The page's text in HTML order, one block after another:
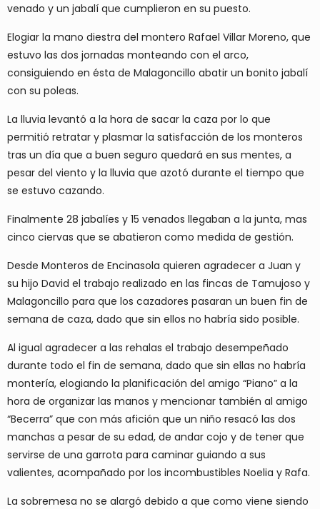
venado y un jabalí que cumplieron en su puesto.
Elogiar la mano diestra del montero Rafael Villar Moreno, que
estuvo las dos jornadas monteando con el arco,
consiguiendo en ésta de Malagoncillo abatir un bonito jabalí
con su poleas.
La lluvia levantó a la hora de sacar la caza por lo que
permitió retratar y plasmar la satisfacción de los monteros
tras un día que a buen seguro quedará en sus mentes, a
pesar del viento y la lluvia que azotó durante el tiempo que
se estuvo cazando.
Finalmente 28 jabalíes y 15 venados llegaban a la junta, mas
cinco ciervas que se abatieron como medida de gestión.
Desde Monteros de Encinasola quieren agradecer a Juan y
su hijo David el trabajo realizado en las fincas de Tamujoso y
Malagoncillo para que los cazadores pasaran un buen fin de
semana de caza, dado que sin ellos no habría sido posible.
Al igual agradecer a las rehalas el trabajo desempeñado
durante todo el fin de semana, dado que sin ellas no habría
montería, elogiando la planificación del amigo “Piano” a la
hora de organizar las manos y mencionar también al amigo
“Becerra” que con más afición que un niño resacó las dos
manchas a pesar de su edad, de andar cojo y de tener que
servirse de una garrota para caminar guiando a sus
valientes, acompañado por los incombustibles Noelia y Rafa.
La sobremesa no se alargó debido a que como viene siendo